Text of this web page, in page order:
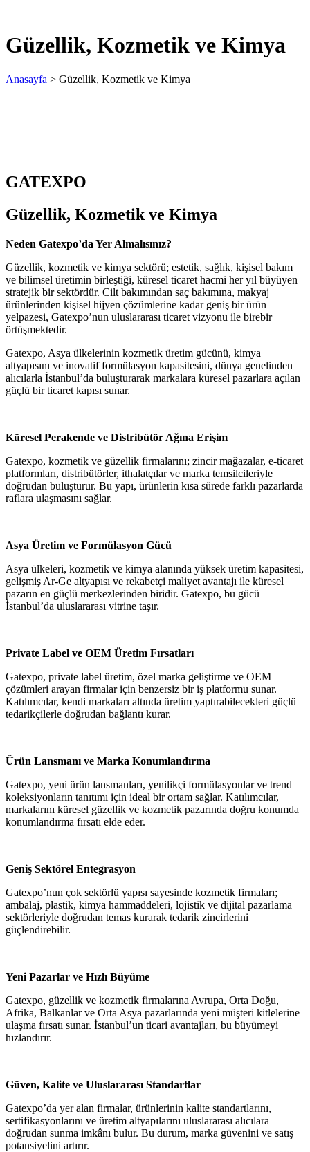
Güzellik, Kozmetik ve Kimya
Anasayfa > Güzellik, Kozmetik ve Kimya
GATEXPO
Güzellik, Kozmetik ve Kimya
Neden Gatexpo’da Yer Almalısınız?
Güzellik, kozmetik ve kimya sektörü; estetik, sağlık, kişisel bakım
ve bilimsel üretimin birleştiği, küresel ticaret hacmi her yıl büyüyen
stratejik bir sektördür. Cilt bakımından saç bakımına, makyaj
ürünlerinden kişisel hijyen çözümlerine kadar geniş bir ürün
yelpazesi, Gatexpo’nun uluslararası ticaret vizyonu ile birebir
örtüşmektedir.
Gatexpo, Asya ülkelerinin kozmetik üretim gücünü, kimya
altyapısını ve inovatif formülasyon kapasitesini, dünya genelinden
alıcılarla İstanbul’da buluşturarak markalara küresel pazarlara açılan
güçlü bir ticaret kapısı sunar.
Küresel Perakende ve Distribütör Ağına Erişim
Gatexpo, kozmetik ve güzellik firmalarını; zincir mağazalar, e-ticaret
platformları, distribütörler, ithalatçılar ve marka temsilcileriyle
doğrudan buluşturur. Bu yapı, ürünlerin kısa sürede farklı pazarlarda
raflara ulaşmasını sağlar.
Asya Üretim ve Formülasyon Gücü
Asya ülkeleri, kozmetik ve kimya alanında yüksek üretim kapasitesi,
gelişmiş Ar-Ge altyapısı ve rekabetçi maliyet avantajı ile küresel
pazarın en güçlü merkezlerinden biridir. Gatexpo, bu gücü
İstanbul’da uluslararası vitrine taşır.
Private Label ve OEM Üretim Fırsatları
Gatexpo, private label üretim, özel marka geliştirme ve OEM
çözümleri arayan firmalar için benzersiz bir iş platformu sunar.
Katılımcılar, kendi markaları altında üretim yaptırabilecekleri güçlü
tedarikçilerle doğrudan bağlantı kurar.
Ürün Lansmanı ve Marka Konumlandırma
Gatexpo, yeni ürün lansmanları, yenilikçi formülasyonlar ve trend
koleksiyonların tanıtımı için ideal bir ortam sağlar. Katılımcılar,
markalarını küresel güzellik ve kozmetik pazarında doğru konumda
konumlandırma fırsatı elde eder.
Geniş Sektörel Entegrasyon
Gatexpo’nun çok sektörlü yapısı sayesinde kozmetik firmaları;
ambalaj, plastik, kimya hammaddeleri, lojistik ve dijital pazarlama
sektörleriyle doğrudan temas kurarak tedarik zincirlerini
güçlendirebilir.
Yeni Pazarlar ve Hızlı Büyüme
Gatexpo, güzellik ve kozmetik firmalarına Avrupa, Orta Doğu,
Afrika, Balkanlar ve Orta Asya pazarlarında yeni müşteri kitlelerine
ulaşma fırsatı sunar. İstanbul’un ticari avantajları, bu büyümeyi
hızlandırır.
Güven, Kalite ve Uluslararası Standartlar
Gatexpo’da yer alan firmalar, ürünlerinin kalite standartlarını,
sertifikasyonlarını ve üretim altyapılarını uluslararası alıcılara
doğrudan sunma imkânı bulur. Bu durum, marka güvenini ve satış
potansiyelini artırır.